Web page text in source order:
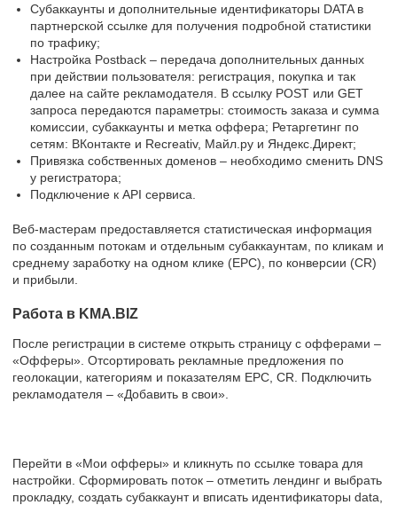
Субаккаунты и дополнительные идентификаторы DATA в
партнерской ссылке для получения подробной статистики
по трафику;
Настройка Postback – передача дополнительных данных
при действии пользователя: регистрация, покупка и так
далее на сайте рекламодателя. В ссылку POST или GET
запроса передаются параметры: стоимость заказа и сумма
комиссии, субаккаунты и метка оффера; Ретаргетинг по
сетям: ВКонтакте и Recreativ, Майл.ру и Яндекс.Директ;
Привязка собственных доменов – необходимо сменить DNS
у регистратора;
Подключение к API сервиса.
Веб-мастерам предоставляется статистическая информация
по созданным потокам и отдельным субаккаунтам, по кликам и
среднему заработку на одном клике (EPC), по конверсии (CR)
и прибыли.
Работа в KMA.BIZ
После регистрации в системе открыть страницу с офферами –
«Офферы». Отсортировать рекламные предложения по
геолокации, категориям и показателям EPC, CR. Подключить
рекламодателя – «Добавить в свои».
Перейти в «Мои офферы» и кликнуть по ссылке товара для
настройки. Сформировать поток – отметить лендинг и выбрать
прокладку, создать субаккаунт и вписать идентификаторы data,